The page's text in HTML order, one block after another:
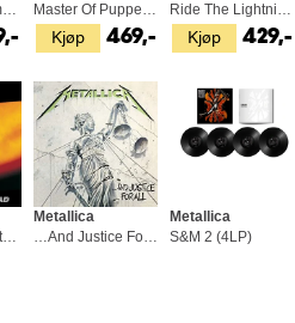
Kill 'Em All (Remaster) (LP)
Kjøp
Master Of Puppets (LP)
469,- Kjøp
Ride The Lightning (Remaster) (LP)
429,-
Metallica
…And Justice For All (CD)
Metallica
S&M 2 (4LP)